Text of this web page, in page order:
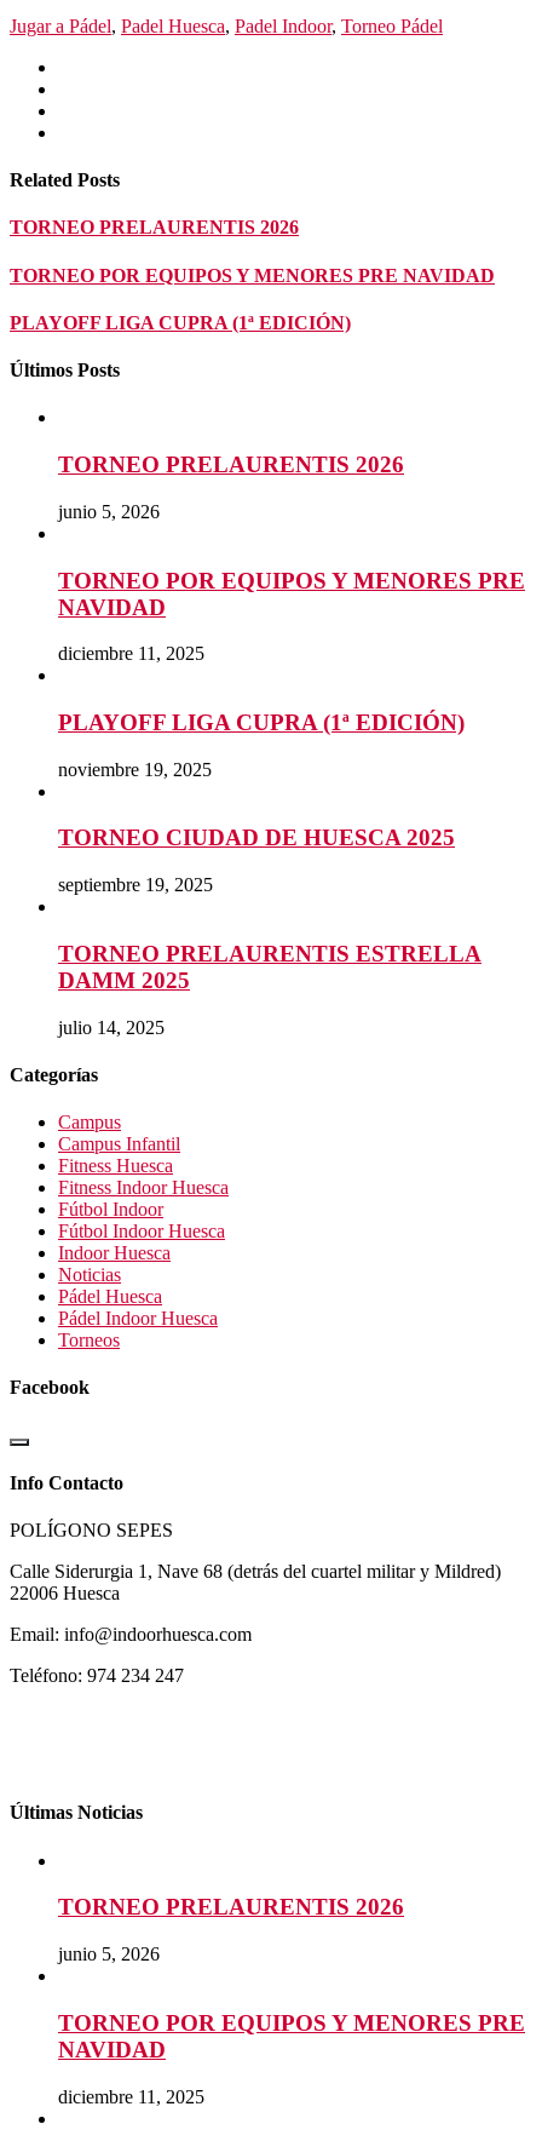
Jugar a Pádel, Padel Huesca, Padel Indoor, Torneo Pádel
Related Posts
TORNEO PRELAURENTIS 2026
TORNEO POR EQUIPOS Y MENORES PRE NAVIDAD
PLAYOFF LIGA CUPRA (1ª EDICIÓN)
Últimos Posts
TORNEO PRELAURENTIS 2026
junio 5, 2026
TORNEO POR EQUIPOS Y MENORES PRE
NAVIDAD
diciembre 11, 2025
PLAYOFF LIGA CUPRA (1ª EDICIÓN)
noviembre 19, 2025
TORNEO CIUDAD DE HUESCA 2025
septiembre 19, 2025
TORNEO PRELAURENTIS ESTRELLA
DAMM 2025
julio 14, 2025
Categorías
Campus
Campus Infantil
Fitness Huesca
Fitness Indoor Huesca
Fútbol Indoor
Fútbol Indoor Huesca
Indoor Huesca
Noticias
Pádel Huesca
Pádel Indoor Huesca
Torneos
Facebook
Info Contacto
POLÍGONO SEPES
Calle Siderurgia 1, Nave 68 (detrás del cuartel militar y Mildred)
22006 Huesca
Email: info@indoorhuesca.com
Teléfono: 974 234 247
Últimas Noticias
TORNEO PRELAURENTIS 2026
junio 5, 2026
TORNEO POR EQUIPOS Y MENORES PRE
NAVIDAD
diciembre 11, 2025